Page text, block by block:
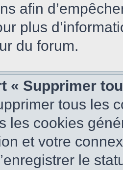
afin
plus
du forum.
« Supprimer
tous les
les cookies
et votre
le